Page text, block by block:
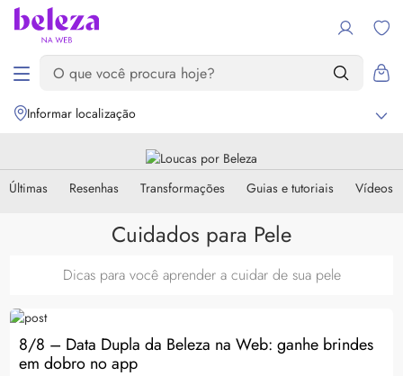
Informar localização
Últimas Resenhas Transformações Guias e tutoriais Vídeos
Cuidados para Pele
Dicas para você aprender a cuidar de sua pele
8/8 – Data Dupla da Beleza na Web: ganhe brindes
em dobro no app